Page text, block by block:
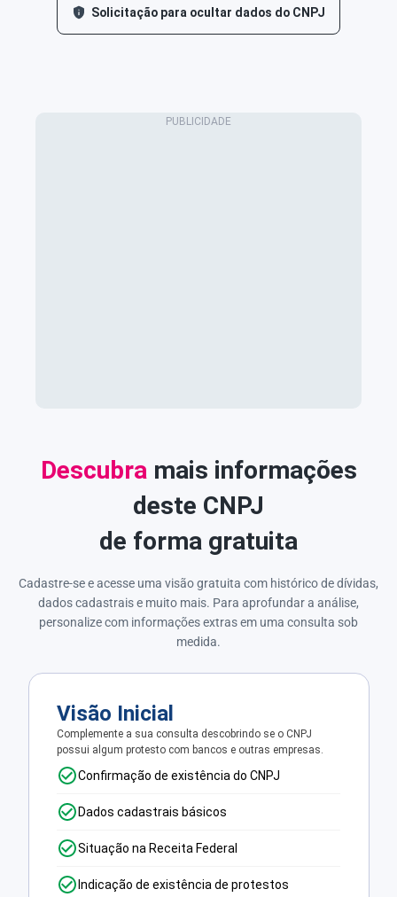
Solicitação para ocultar dados do CNPJ
Descubra mais informações
deste CNPJ
de forma gratuita
Cadastre-se e acesse uma visão gratuita com histórico de dívidas,
dados cadastrais e muito mais. Para aprofundar a análise,
personalize com informações extras em uma consulta sob
medida.
Visão Inicial
Complemente a sua consulta descobrindo se o CNPJ
possui algum protesto com bancos e outras empresas.
Confirmação de existência do CNPJ
Dados cadastrais básicos
Situação na Receita Federal
Indicação de existência de protestos